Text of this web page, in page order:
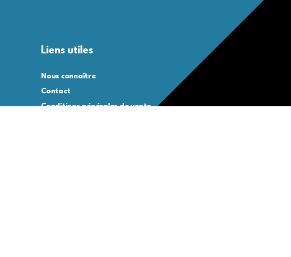
Liens utiles
Nous connaître
Contact
Conditions générales de vente